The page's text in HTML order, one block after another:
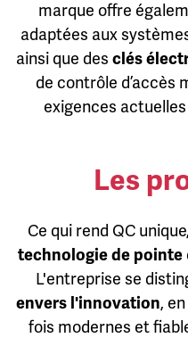
marque offre
adaptées aux
ainsi que des clés
de contrôle d’accès
exigences
Les
Ce qui rend QC
technologie de pointe
L'entreprise se
envers l'innovation,
fois modernes et